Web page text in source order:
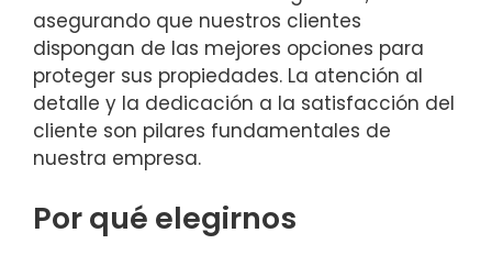
asegurando que nuestros clientes
dispongan de las mejores opciones para
proteger sus propiedades. La atención al
detalle y la dedicación a la satisfacción del
cliente son pilares fundamentales de
nuestra empresa.
Por qué elegirnos